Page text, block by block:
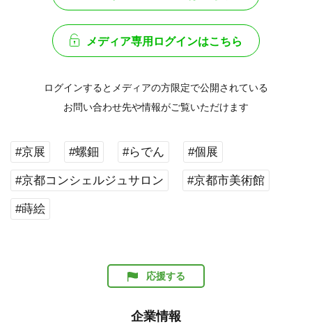
メディア専用ログインはこちら
ログインするとメディアの方限定で公開されている
お問い合わせ先や情報がご覧いただけます
#京展 #螺鈿 #らでん #個展
#京都コンシェルジュサロン #京都市美術館
#蒔絵
応援する
企業情報